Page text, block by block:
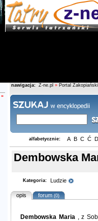
»
nawigacja: Z-ne.pl » Portal Zakopiański
alfabetycznie: A B C Ć D
Dembowska
Kategoria: Ludzie
opis forum(0)
Dembowska Maria , z